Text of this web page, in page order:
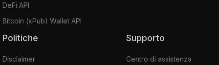
DeFi API
Bitcoin (xPub) Wallet API
Politiche
Disclaimer
Supporto
Centro di assistenza